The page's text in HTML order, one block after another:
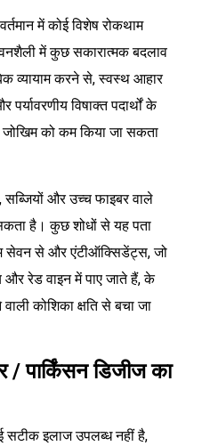
में कोई विशेष रोकथाम
में कुछ सकारात्मक बदलाव
व्यायाम करने से, स्वस्थ आहार
विषाक्त पदार्थों के
को कम किया जा सकता
और उच्च फाइबर वाले
सकता है। कुछ शोधों से यह पता
सेवन से और एंटीऑक्सिडेंट्स, जो
रेड वाइन में पाए जाते हैं, के
कोशिका क्षति से बचा जा
/ पार्किंसन डिजीज का
सटीक इलाज उपलब्ध नहीं है,